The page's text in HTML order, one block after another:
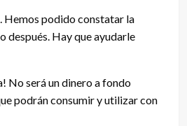
Hemos podido constatar la
después. Hay que ayudarle
No será un dinero a fondo
podrán consumir y utilizar con